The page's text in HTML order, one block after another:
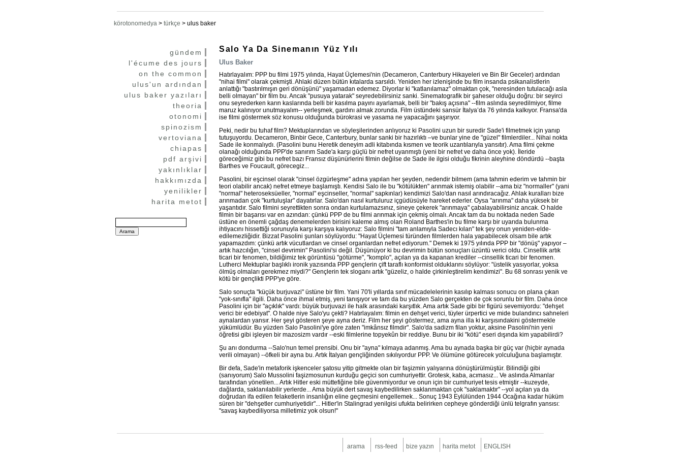
körotonomedya > türkçe > ulus baker
gündem
l'écume des jours
on the common
ulus'un ardından
ulus baker yazıları
theoria
otonomi
spinozism
vertoviana
chiapas
pdf arşivi
yakınlıklar
hakkımızda
yenilikler
harita metot
Salo Ya Da Sinemanın Yüz Yılı
Ulus Baker
Hatırlayalım: PPP bu filmi 1975 yılında, Hayat Üçlemesi'nin (Decameron, Canterbury Hikayeleri ve Bin Bir Geceler) ardından
"nihai filmi" olarak çekmişti. Ahlaki düzen bütün kıtalarda sarsıldı. Yeniden her izlenişinde bu film insanda psikanalistlerin
anlattığı "bastırılmışın geri dönüşünü" yaşamadan edemez. Diyorlar ki "katlanılamaz" olmaktan çok, "neresinden tutulacağı asla
belli olmayan" bir film bu. Ancak "pusuya yatarak" seyredebilirsiniz sanki. Sinematografik bir şaheser olduğu doğru: bir seyirci
onu seyrederken karın kaslarında belli bir kasılma payını ayarlamak, belli bir "bakış açısına" --film aslında seyredilmiyor, filme
maruz kalınıyor unutmayalım-- yerleşmek, gardını almak zorunda. Film üstündeki sansür İtalya’da 76 yılında kalkıyor. Fransa'da
ise filmi göstermek söz konusu olduğunda bürokrasi ve yasama ne yapacağını şaşırıyor.
Peki, nedir bu tuhaf film? Mektuplarından ve söyleşilerinden anlıyoruz ki Pasolini uzun bir suredir Sade'i filmetmek için yanıp
tutuşuyordu. Decameron, Binbir Gece, Canterbury, bunlar sanki bir hazırlıktı –ve bunlar yine de "güzel" filmlerdiler... Nihai nokta
Sade ile konmalıydı. (Pasolini bunu Heretik deneyim adli kitabında kısmen ve teorik uzantılarıyla yansıtır). Ama filmi çekme
olanağı olduğunda PPP'de sanırım Sade'a karşı güçlü bir nefret uyanmıştı (yeni bir nefret ve daha önce yok). İleride
göreceğimiz gibi bu nefret bazı Fransız düşünürlerini filmin değilse de Sade ile ilgisi olduğu fikrinin aleyhine döndürdü --başta
Barthes ve Foucault, görecegiz...
Pasolini, bir eşcinsel olarak "cinsel özgürleşme" adına yapılan her şeyden, nedendir bilmem (ama tahmin ederim ve tahmin bir
teori olabilir ancak) nefret etmeye başlamıştı. Kendisi Salo ile bu "kötülükten" arınmak istemiş olabilir --ama biz "normaller" (yani
"normal" heteroseksüeller, "normal" eşcinseller, "normal" sapkınlar) kendimizi Salo'dan nasıl arındıracağız. Ahlak kuralları bize
arınmadan çok "kurtuluşlar" dayatırlar. Salo'dan nasıl kurtuluruz içgüdüsüyle hareket ederler. Oysa "arınma" daha yüksek bir
yaşantıdır. Salo filmini seyrettikten sonra ondan kurtulamazsınız, sineye çekerek "arınmaya" çabalayabilirsiniz ancak. O halde
filmin bir başarısı var en azından: çünkü PPP de bu filmi arınmak için çekmiş olmalı. Ancak tam da bu noktada neden Sade
üstüne en önemli çağdaş denemelerden birisini kaleme almış olan Roland Barthes'in bu filme karşı bir uyarıda bulunma
ihtiyacını hissettiği sorunuyla karşı karşıya kalıyoruz: Salo filmini "tam anlamıyla Sadecı kılan" tek şey onun yeniden-elde-
edilemezliğidir. Bizzat Pasolini şunları söylüyordu: "Hayat Üçlemesi türünden filmlerden hala yapabilecek olsam bile artık
yapamazdım: çünkü artık vücutlardan ve cinsel organlardan nefret ediyorum." Demek ki 1975 yılında PPP bir "dönüş" yapıyor –
artık hazcılığın, "cinsel devrimin" Pasolini'si değil. Düşünüyor ki bu devrimin bütün sonuçları üzüntü verici oldu. Cinsellik artık
ticari bir fenomen, bildiğimiz tek görüntüsü "götürme", "komplo", açılan ya da kapanan krediler --cinsellik ticari bir fenomen.
Lutherci Mektuplar başlıklı ironik yazısında PPP gençlerin çift taraflı konformist olduklarını söylüyor: "üstelik yasıyorlar, yoksa
ölmüş olmaları gerekmez miydi?" Gençlerin tek sloganı artık "güzeliz, o halde çirkinleştirelim kendimizi". Bu 68 sonrası yenik ve
kötü bir gençlikti PPP'ye göre.
Salo sonuçta "küçük burjuvazi" üstüne bir film. Yani 70'li yıllarda sınıf mücadelelerinin kasılıp kalması sonucu on plana çıkan
"yok-sınıfla" ilgili. Daha önce ihmal etmiş, yeni tanışıyor ve tam da bu yüzden Salo gerçekten de çok sorunlu bir film. Daha önce
Pasolini için bir "açıklık" vardı: büyük burjuvazi ile halk arasındaki karşıtlık. Ama artık Sade gibi bir figürü sevemiyordu: "dehşet
verici bir edebiyat". O halde niye Salo'yu çekti? Hatırlayalım: filmin en dehşet verici, tüyler ürpertici ve mide bulandırıcı sahneleri
aynalardan yansır. Her şeyi gösteren şeye ayna deriz. Film her şeyi göstermez, ama ayna illa ki karşısındakini göstermekle
yükümlüdür. Bu yüzden Salo Pasolini'ye göre zaten "imkânsız filmdir". Salo'da sadizm filan yoktur, aksine Pasolini'nin yeni
öğretisi gibi işleyen bir mazosizm vardır --eski filmlerine topyekûn bir reddiye. Bunu bir iki "kötü" eseri dışında kim yapabilirdi?
Şu anı dondurma --Salo'nun temel prensibi. Onu bir "ayna" kılmaya adanmış. Ama bu aynada başka bir güç var (hiçbir aynada
verili olmayan) --öfkeli bir ayna bu. Artık İtalyan gençliğinden sıkılıyordur PPP. Ve ölümüne götürecek yolculuğuna başlamıştır.
Bir defa, Sade'in metaforik işkenceler şatosu yitip gitmekte olan bir faşizmin yalıyarına dönüştürülmüştür. Bilindiği gibi
(sanıyorum) Salo Mussolini faşizmosunun kurduğu geçici son cumhuriyettir. Grotesk, kaba, acımasız... Ve aslında Almanlar
tarafından yönetilen... Artık Hitler eski müttefiğine bile güvenmiyordur ve onun için bir cumhuriyet tesis etmiştir --kuzeyde,
dağlarda, saklanılabilir yerlerde... Ama büyük dert savaş kaybedilirken saklanmaktan çok "saklamaktır" --yol açılan ya da
doğrudan ifa edilen felaketlerin insanlığın eline geçmesini engellemek... Sonuç 1943 Eylülünden 1944 Ocağına kadar hüküm
süren bir "dehşetler cumhuriyetidir"... Hitler'in Stalingrad yenilgisi ufukta belirirken cepheye gönderdiği ünlü telgrafın yansısı:
"savaş kaybediliyorsa milletimiz yok olsun!"
arama rss-feed bize yazın harita metot ENGLISH